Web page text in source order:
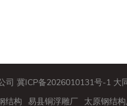
司 冀ICP备2026010131号-1 大
结构 易县铜浮雕厂 太原钢结